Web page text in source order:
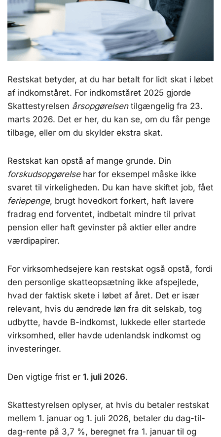
Restskat betyder, at du har betalt for lidt skat i løbet
af indkomståret. For indkomståret 2025 gjorde
Skattestyrelsen årsopgørelsentilgængelig fra 23.
marts 2026. Det er her, du kan se, om du får penge
tilbage, eller om du skylder ekstra skat.
Restskat kan opstå af mange grunde. Din
forskudsopgørelsehar for eksempel måske ikke
svaret til virkeligheden. Du kan have skiftet job, fået
feriepenge, brugt hovedkort forkert, haft lavere
fradrag end forventet, indbetalt mindre til privat
pension eller haft gevinster på aktier eller andre
værdipapirer.
For virksomhedsejere kan restskat også opstå, fordi
den personlige skatteopsætning ikke afspejlede,
hvad der faktisk skete i løbet af året. Det er især
relevant, hvis du ændrede løn fra dit selskab, tog
udbytte, havde B-indkomst, lukkede eller startede
virksomhed, eller havde udenlandsk indkomst og
investeringer.
Den vigtige frist er 1. juli 2026.
Skattestyrelsen oplyser, at hvis du betaler restskat
mellem 1. januar og 1. juli 2026, betaler du dag-til-
dag-rente på 3,7 %, beregnet fra 1. januar til og